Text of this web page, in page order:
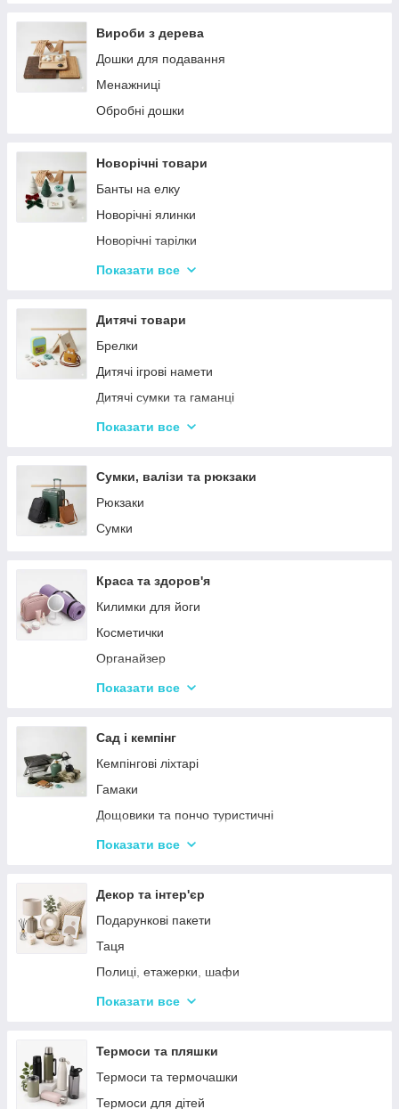
Вироби з дерева
Дошки для подавання
Менажниці
Обробні дошки
Новорічні товари
Банты на елку
Новорічні ялинки
Новорічні тарілки
Новорічні фігурки та статуетки
Столовий посуд
Хвойні гірлянди
Показати все
Дитячі товари
Брелки
Дитячі ігрові намети
Дитячі сумки та гаманці
Дитячі фотокамери
Показати все
Сумки, валізи та рюкзаки
Рюкзаки
Сумки
Краса та здоров'я
Килимки для йоги
Косметички
Органайзер
Косметичні дзеркала
Стайлери
Плойки
Машинки для стриження
Воскоплави
Лампи для манікюр
Електробритви
Фени
Гофре та випрямлячі для волосся
Ручні масажери для тіла
Показати все
Сад і кемпінг
Кемпінгові ліхтарі
Гамаки
Дощовики та пончо туристичні
Садове освітлення
Термосумки
Туристичні інструменти та набори
Туристичні нагрівачі
Туристичні плити
Аксесуари
Мангали
Набори для пікніка
Туристичні килимки
Показати все
Декор та інтер'єр
Подарункові пакети
Таця
Полиці, етажерки, шафи
Серветки сервірувальні
Сміттєві відра
Новогодний декор
Декоративні таці
Показати все
Термоси та пляшки
Термоси та термочашки
Термоси для дітей